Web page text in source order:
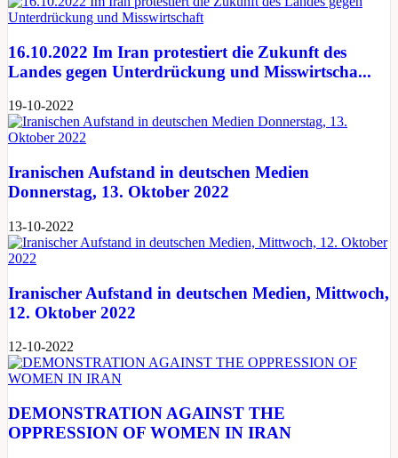
16.10.2022 Im Iran protestiert die Zukunft des
Landes gegen Unterdrückung und Misswirtscha...
19-10-2022
Iranischen Aufstand in deutschen Medien
Donnerstag, 13. Oktober 2022
13-10-2022
Iranischer Aufstand in deutschen Medien, Mittwoch,
12. Oktober 2022
12-10-2022
DEMONSTRATION AGAINST THE
OPPRESSION OF WOMEN IN IRAN